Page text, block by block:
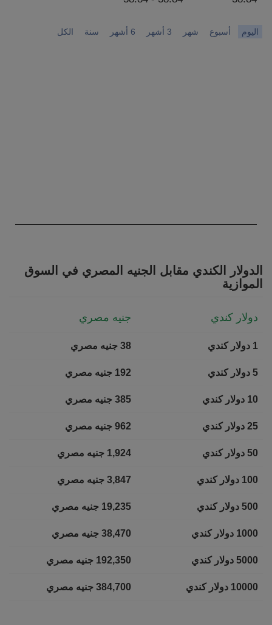
اليوم أسبوع شهر 3 أشهر 6 أشهر سنة الكل
الدولار الكندي مقابل الجنيه المصري في السوق
الموازية
دولار كندي جنيه مصري
1 دولار كندي 38 جنيه مصري
5 دولار كندي 192 جنيه مصري
10 دولار كندي 385 جنيه مصري
25 دولار كندي 962 جنيه مصري
50 دولار كندي 1,924 جنيه مصري
100 دولار كندي 3,847 جنيه مصري
500 دولار كندي 19,235 جنيه مصري
1000 دولار كندي 38,470 جنيه مصري
5000 دولار كندي 192,350 جنيه مصري
10000 دولار كندي 384,700 جنيه مصري